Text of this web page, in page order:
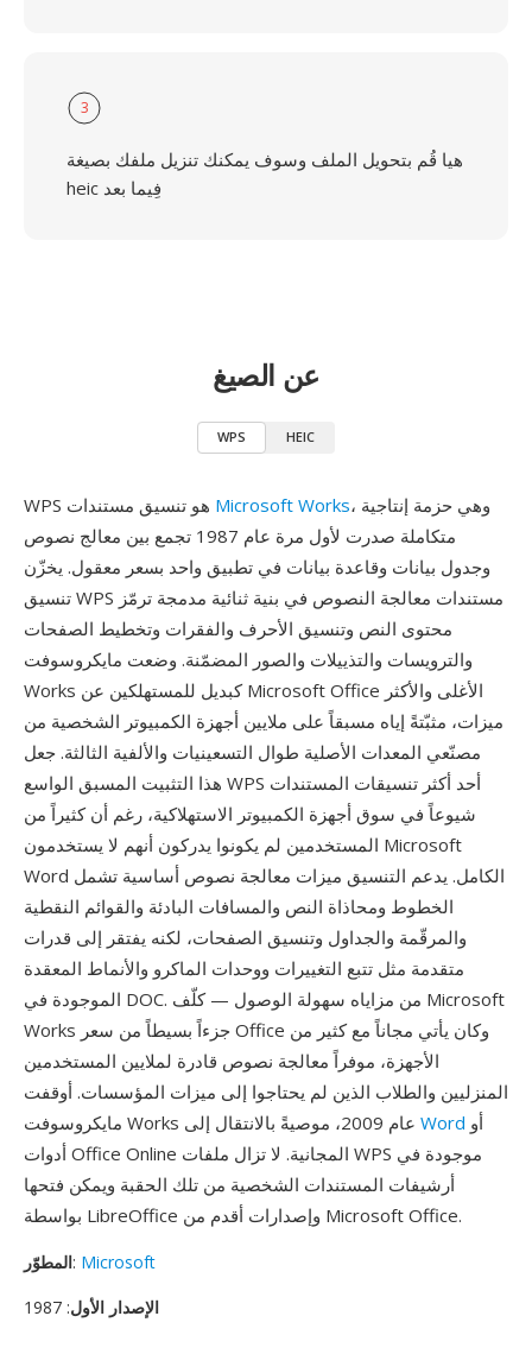
3
هيا قُم بتحويل الملف وسوف يمكنك تنزيل ملفك بصيغة
heic فِيما بعد
عن الصيغ
WPS HEIC
Microsoft Works، وهي حزمة إنتاجية
متكاملة صدرت لأول مرة عام 1987 تجمع بين معالج نصوص
وجدول بيانات وقاعدة بيانات في تطبيق واحد بسعر معقول. يخزّن
تنسيق WPS مستندات معالجة النصوص في بنية ثنائية مدمجة ترمّز
محتوى النص وتنسيق الأحرف والفقرات وتخطيط الصفحات
والترويسات والتذييلات والصور المضمّنة. وضعت مايكروسوفت
Works كبديل للمستهلكين عن Microsoft Office الأغلى والأكثر
ميزات، مثبّتةً إياه مسبقاً على ملايين أجهزة الكمبيوتر الشخصية من
مصنّعي المعدات الأصلية طوال التسعينيات والألفية الثالثة. جعل
هذا التثبيت المسبق الواسع WPS أحد أكثر تنسيقات المستندات
شيوعاً في سوق أجهزة الكمبيوتر الاستهلاكية، رغم أن كثيراً من
المستخدمين لم يكونوا يدركون أنهم لا يستخدمون Microsoft
Word الكامل. يدعم التنسيق ميزات معالجة نصوص أساسية تشمل
الخطوط ومحاذاة النص والمسافات البادئة والقوائم النقطية
والمرقّمة والجداول وتنسيق الصفحات، لكنه يفتقر إلى قدرات
متقدمة مثل تتبع التغييرات ووحدات الماكرو والأنماط المعقدة
الموجودة في DOC. من مزاياه سهولة الوصول — كلّف Microsoft
Works جزءاً بسيطاً من سعر Office وكان يأتي مجاناً مع كثير من
الأجهزة، موفراً معالجة نصوص قادرة لملايين المستخدمين
المنزليين والطلاب الذين لم يحتاجوا إلى ميزات المؤسسات. أوقفت
Word
أدوات Office Online المجانية. لا تزال ملفات WPS موجودة في
أرشيفات المستندات الشخصية من تلك الحقبة ويمكن فتحها
بواسطة LibreOffice وإصدارات أقدم من Microsoft Office.
المطوّر: Microsoft
الإصدار الأول: 1987